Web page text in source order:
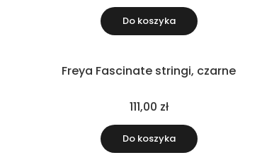
Do koszyka
Freya Fascinate stringi, czarne
111,00 zł
Do koszyka